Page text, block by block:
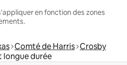
en fonction des zones
Comté de Harris Crosby
longue durée